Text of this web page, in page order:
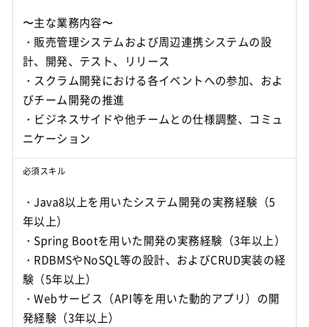
〜主な業務内容〜
・販売管理システムおよび周辺連携システムの設
計、開発、テスト、リリース
・スクラム開発における各イベントへの参加、およ
びチーム開発の推進
・ビジネスサイドや他チームとの仕様調整、コミュ
ニケーション
必須スキル
・Java8以上を用いたシステム開発の実務経験（5
年以上）
・Spring Bootを用いた開発の実務経験（3年以上）
・RDBMSやNoSQL等の設計、およびCRUD実装の経
験（5年以上）
・Webサービス（API等を用いた動的アプリ）の開
発経験（3年以上）